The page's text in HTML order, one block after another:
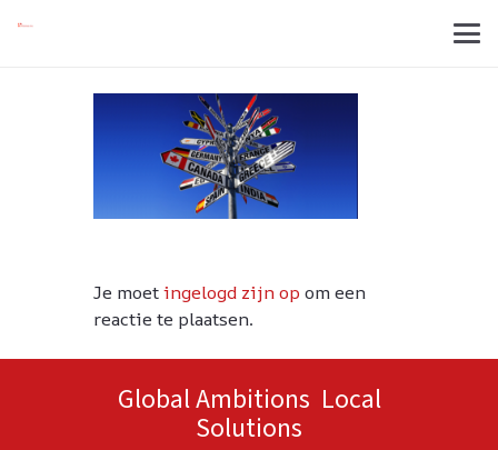
Je moetingelogd zijn op om een
reactie te plaatsen.
Global Ambitions Local
Solutions